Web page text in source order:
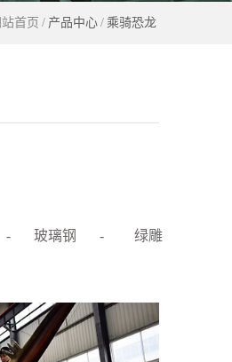
站首页 / 产品中心 / 乘骑恐龙
- 玻璃钢 - 绿雕